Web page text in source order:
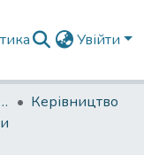
Увійти
і лабораторій
Керівництво